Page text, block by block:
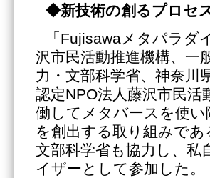
◆新技術の創るプロセ
「Fujisawaメタパラダ
沢市民活動推進機構、一
力・文部科学省、神奈川
認定NPO法人藤沢市民
働してメタバースを使
を創出する取り組みで
文部科学省も協力し、私
イザーとして参加した。